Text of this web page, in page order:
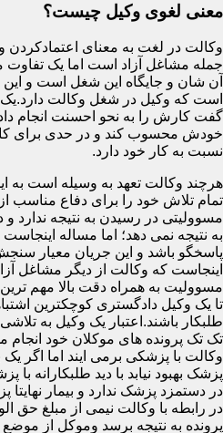
معنی لغوی وکیل چیست؟
وکالت در لغت به معنای اعتمادکردن
جمله مشاغل آزاد است اما یک تفاوت
آن شان و جایگاه این شغل است و این
است که وکیل در شغل وکالت
گفت کارش را به نحو احسنت انجام
خودش محسوب کند و در حدی برای
نسبت به کار خود دارد.
هرچند وکالت تعهد به وسیله است
تمام تلاش خود را برای دفاع مناسب از
مسوولیتی در رسیدن به نتیجه ندارد
به نتیجه نمی دهد؛ اما مساله
پاسخگو باشد و این جریان معیار
اینجاست که وکالت از دیگر مشاغل
مسوولیت به همراه دقت بالا مهم
تا یک وکیل دادگستری کوچکترین
طلبکار باشند.اعتبار یک وکیل به
تک تک پرونده های موکلان خود
وکالت با پزشکی برمی ایند اما اگر یک
پزشک بهبود نیابد با دید طلبکارانه با
در دستمزد پزشک ندارد و بیمار
در رابطه با وکالت نیمی از مبلغ حق
پرونده به نتیجه برسد وموکل از